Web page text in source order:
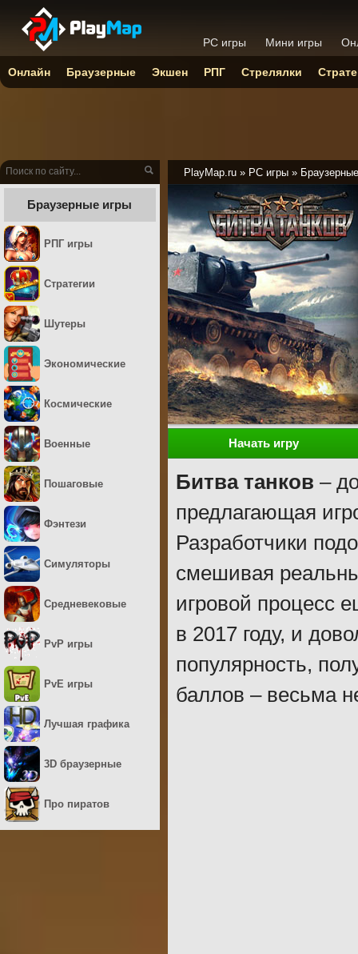
PlayMap.ru » PC игры » Браузерные
Начать игру
Битва танков –
предлагающая
Разработчики
смешивая
игровой процесс
в 2017 году, и
популярность,
баллов – весьма
Браузерные игры
РПГ игры
Стратегии
Шутеры
Экономические
Космические
Военные
Пошаговые
Фэнтези
Симуляторы
Средневековые
PvP игры
PvE игры
Лучшая графика
3D браузерные
Про пиратов
PC игры Мини игры
Онлайн Браузерные Экшен РПГ Стрелялки